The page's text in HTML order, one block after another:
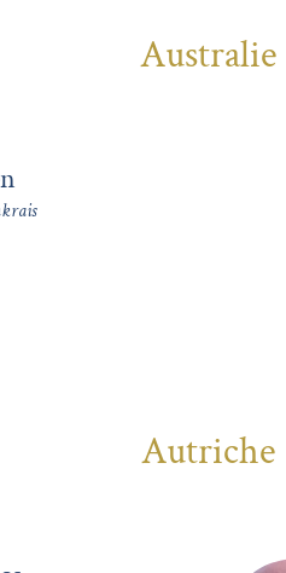
Australie
Autriche